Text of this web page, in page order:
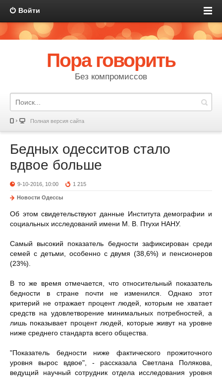
Войти
Пора говорить
Без компромиссов
Полная версия сайта
Бедных одесситов стало
вдвое больше
9-10-2016, 10:00 1 215
Новости Одессы
Об этом свидетельствуют данные Института демографии и
социальных исследований имени М. В. Птухи НАНУ.
Самый высокий показатель бедности зафиксирован среди
семей с детьми, особенно с двумя (38,6%) и пенсионеров
(23%).
В то же время отмечается, что относительный показатель
бедности в стране почти не изменился. Однако этот
критерий не отражает процент людей, которым не хватает
средств на удовлетворение минимальных потребностей, а
лишь показывает процент людей, которые живут на уровне
ниже среднего стандарта всего общества.
"Показатель бедности ниже фактического прожиточного
уровня вырос вдвое", - рассказала Светлана Полякова,
ведущий научный сотрудник отдела исследования уровня